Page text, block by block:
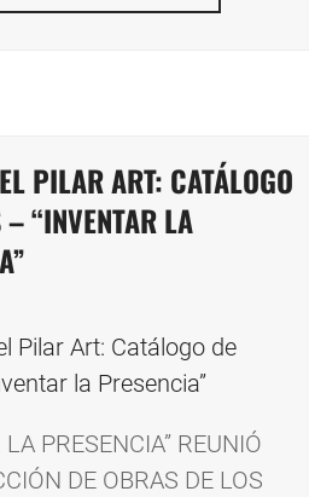
PILAR ART: CATÁLOGO
“INVENTAR LA
LA PRESENCIA” REUNIÓ
DE OBRAS DE LOS